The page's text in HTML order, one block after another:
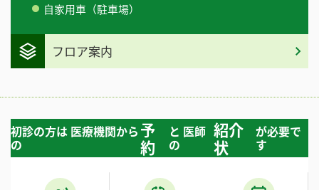
自家用車（駐車場）
フロア案内
初診の方は 医療機関から
の
予
約
と 医師
の
紹介
状
が必要で
す